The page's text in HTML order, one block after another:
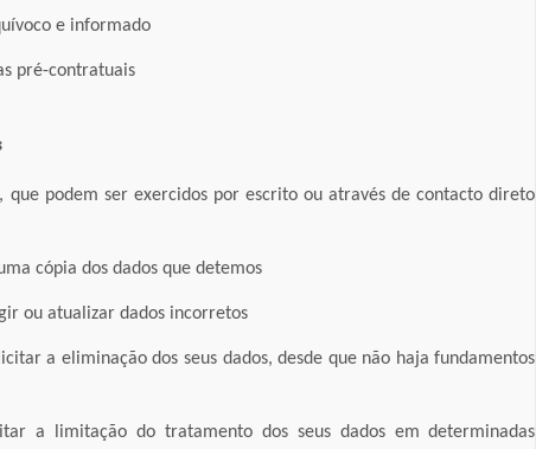
e informado
pré-contratuais
podem ser exercidos por escrito ou através de contacto direto
cópia dos dados que detemos
ou atualizar dados incorretos
a eliminação dos seus dados, desde que não haja fundamentos
a limitação do tratamento dos seus dados em determinadas